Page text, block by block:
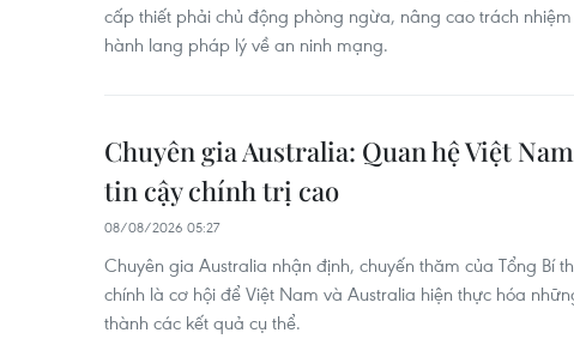
cấp thiết phải chủ động phòng ngừa, nâng cao trách
hành lang pháp lý về an ninh mạng.
Chuyên gia Australia: Quan hệ Việt
tin cậy chính trị cao
08/08/2026 05:27
Chuyên gia Australia nhận định, chuyến thăm của Tổng Bí
chính là cơ hội để Việt Nam và Australia hiện thực hóa
thành các kết quả cụ thể.